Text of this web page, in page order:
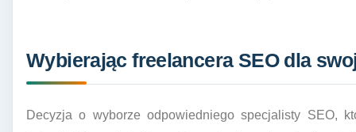
Wybierając freelancera SEO dla
Decyzja o wyborze odpowiedniego specjalisty SEO,